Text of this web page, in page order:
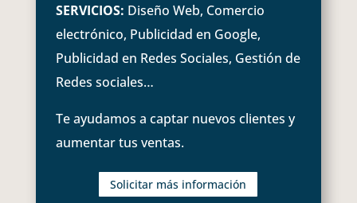
SERVICIOS: Diseño Web, Comercio
electrónico, Publicidad en Google,
Publicidad en Redes Sociales, Gestión de
Redes sociales…
Te ayudamos a captar nuevos clientes y
aumentar tus ventas.
Solicitar más información